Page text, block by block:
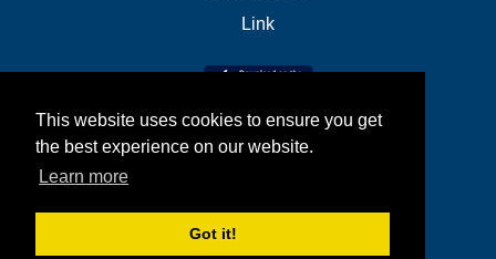
This website uses cookies to ensure you get
the best experience on our website.
Learn more
Got it!
Link